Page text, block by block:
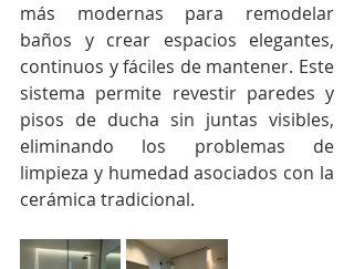
más modernas para remodelar
baños y crear espacios elegantes,
continuos y fáciles de mantener. Este
sistema permite revestir paredes y
pisos de ducha sin juntas visibles,
eliminando los problemas de
limpieza y humedad asociados con la
cerámica tradicional.